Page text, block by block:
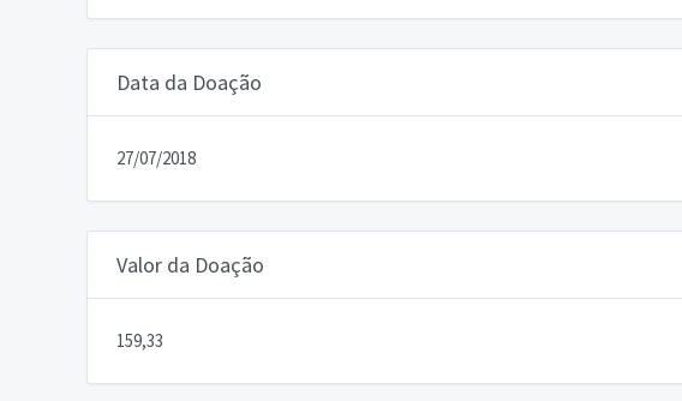
Data da Doação
27/07/2018
Valor da Doação
159,33